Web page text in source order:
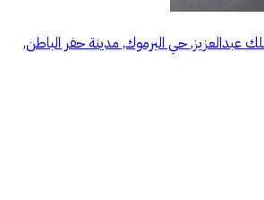
عبدالعزيز, حي اليرموك, مدينة حفر الباطن,